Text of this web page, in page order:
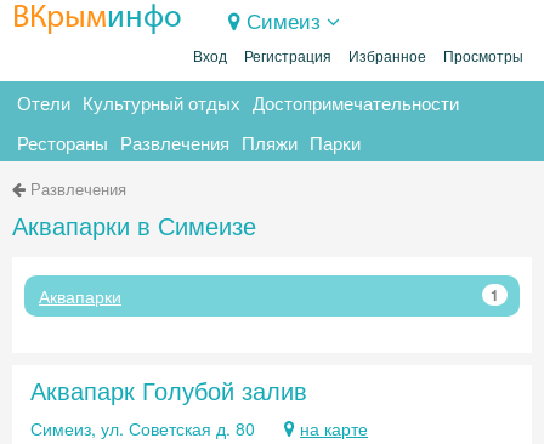
ВКрыминфо Симеиз
Вход Регистрация Избранное Просмотры
Отели Культурный отдых Достопримечательности
Рестораны Развлечения Пляжи Парки
Развлечения
Аквапарки в Симеизе
Аквапарки 1
Аквапарк Голубой залив
Симеиз, ул. Советская д. 80 на карте